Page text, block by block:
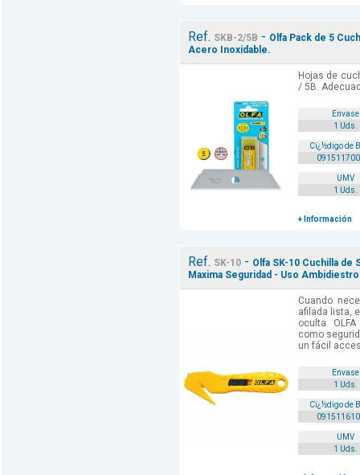
Ref. SKB-2/5B - Olfa Pack de 5
Acero Inoxidable.
Hojas de
/ 5B.
Envase
1 Uds.
Cï¿½digo de
UMV
1 Uds.
+ Información
Ref. SK-10- Olfa SK-10 Cuchilla de
Maxima Seguridad - Uso
Cuando
afilada lista,
oculta
como
un fácil
Envase
1 Uds.
Cï¿½digo de
UMV
1 Uds.